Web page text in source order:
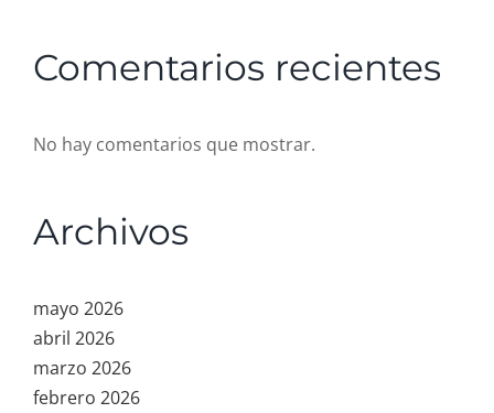
Comentarios recientes
No hay comentarios que mostrar.
Archivos
mayo 2026
abril 2026
marzo 2026
febrero 2026